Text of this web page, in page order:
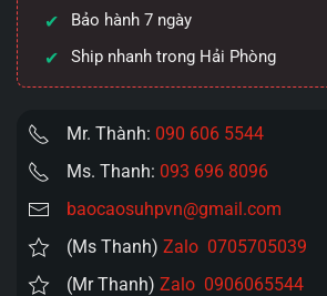
lượng
Bảo hành 7 ngày
Ship nhanh trong Hải Phòng
Mr. Thành: 090 606 5544
Ms. Thanh: 093 696 8096
baocaosuhpvn@gmail.com
(Ms Thanh) Zalo 0705705039
(Mr Thanh) Zalo 0906065544